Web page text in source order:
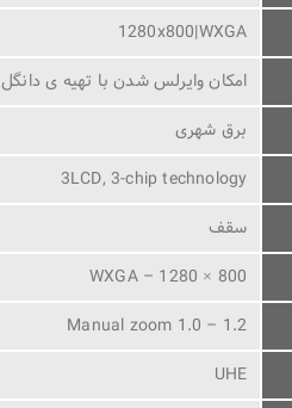
1280x800|WXGA
امکان وایرلس شدن با تهیه ی دانگل HDMI یا USB به صورت جداگانه
برق شهری
3LCD, 3-chip technology
سقف
WXGA – 1280 × 800
Manual zoom 1.0 – 1.2
UHE